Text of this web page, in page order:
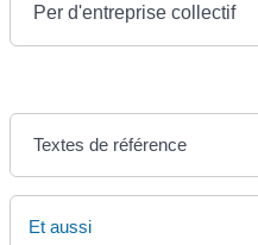
Per d'entreprise collectif
Textes de référence
Et aussi